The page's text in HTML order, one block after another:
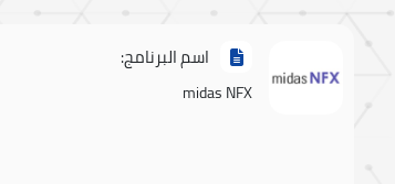
اسم البرنامج:
midas NFX